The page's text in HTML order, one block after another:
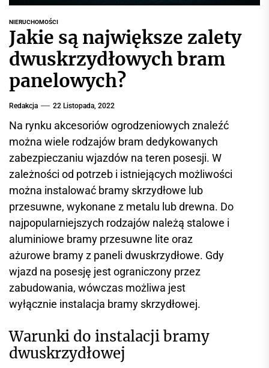
r
i
s
i
r
m
c
y
j
n
y
NIERUCHOMOŚCI
Jakie są największe zalety
dwuskrzydłowych bram
panelowych?
Redakcja 22 Listopada, 2022
Na rynku akcesoriów ogrodzeniowych znaleźć
można wiele rodzajów bram dedykowanych
zabezpieczaniu wjazdów na teren posesji. W
zależności od potrzeb i istniejących możliwości
można instalować bramy skrzydłowe lub
przesuwne, wykonane z metalu lub drewna. Do
najpopularniejszych rodzajów należą stalowe i
aluminiowe bramy przesuwne lite oraz
ażurowe bramy z paneli dwuskrzydłowe. Gdy
wjazd na posesję jest ograniczony przez
zabudowania, wówczas możliwa jest
wyłącznie instalacja bramy skrzydłowej.
Warunki do instalacji bramy
dwuskrzydłowej